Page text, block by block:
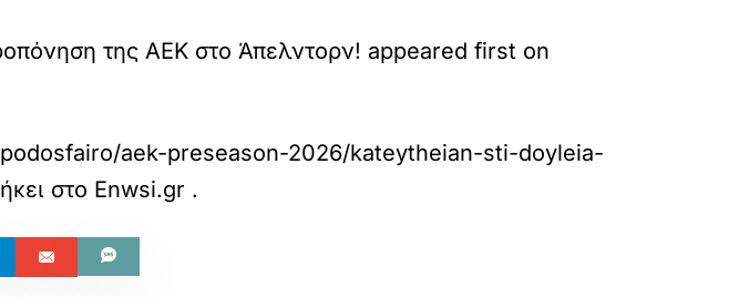
της ΑΕΚ στο Άπελντορν! appeared first on
aek-preseason-2026/kateytheian-sti-doyleia-
στο Enwsi.gr .